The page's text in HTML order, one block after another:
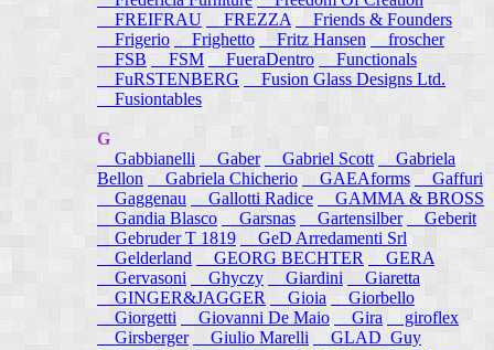
FREIFRAU
FREZZA
Friends & Founders
Frigerio
Frighetto Fritz Hansen
froscher
FSB
FSM FueraDentro
Functionals
FuRSTENBERG
Fusion Glass Designs Ltd.
Fusiontables
G
Gabbianelli
Gaber Gabriel Scott
Gabriela
Bellon
Gabriela Chicherio GAEAforms
Gaffuri
Gaggenau
Gallotti Radice
GAMMA & BROSS
Gandia Blasco
Garsnas Gartensilber
Geberit
Gebruder T 1819
GeD Arredamenti Srl
Gelderland
GEORG BECHTER
GERA
Gervasoni
Ghyczy Giardini
Giaretta
GINGER&JAGGER
Gioia
Giorbello
Giorgetti
Giovanni De Maio Gira
giroflex
Girsberger
Giulio Marelli
GLAD_Guy